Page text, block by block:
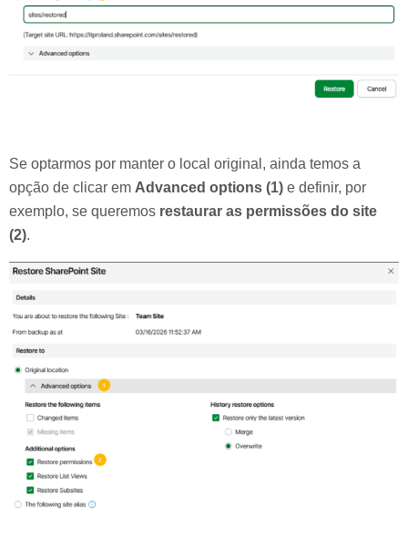
Se optarmos por manter o local original, ainda temos a
opção de clicar em Advanced options (1) e definir, por
exemplo, se queremos restaurar as permissões do site
(2).